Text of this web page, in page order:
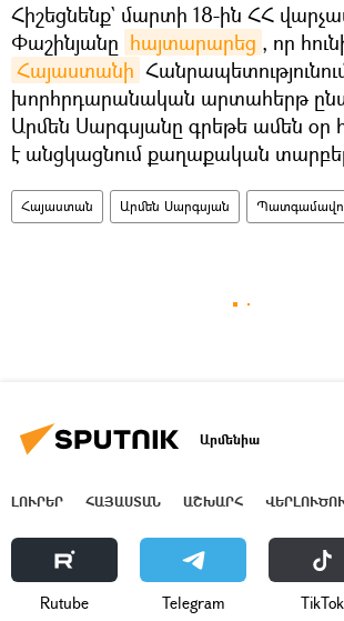
Հիշեցնենք` մարտի 18-ին ՀՀ
Փաշինյանը հայտարարեց , որ
Հայաստանի
խորհրդարանական արտահերթ
Արմեն Սարգսյանը գրեթե ամեն օր
է անցկացնում քաղաքական
Հայաստան Արմեն Սարգսյան
Արմենիա
ԼՈՒՐԵՐ ՀԱՅԱՍՏԱՆ ԱՇԽԱՐՀ
Rutube Telegram ТikТоk